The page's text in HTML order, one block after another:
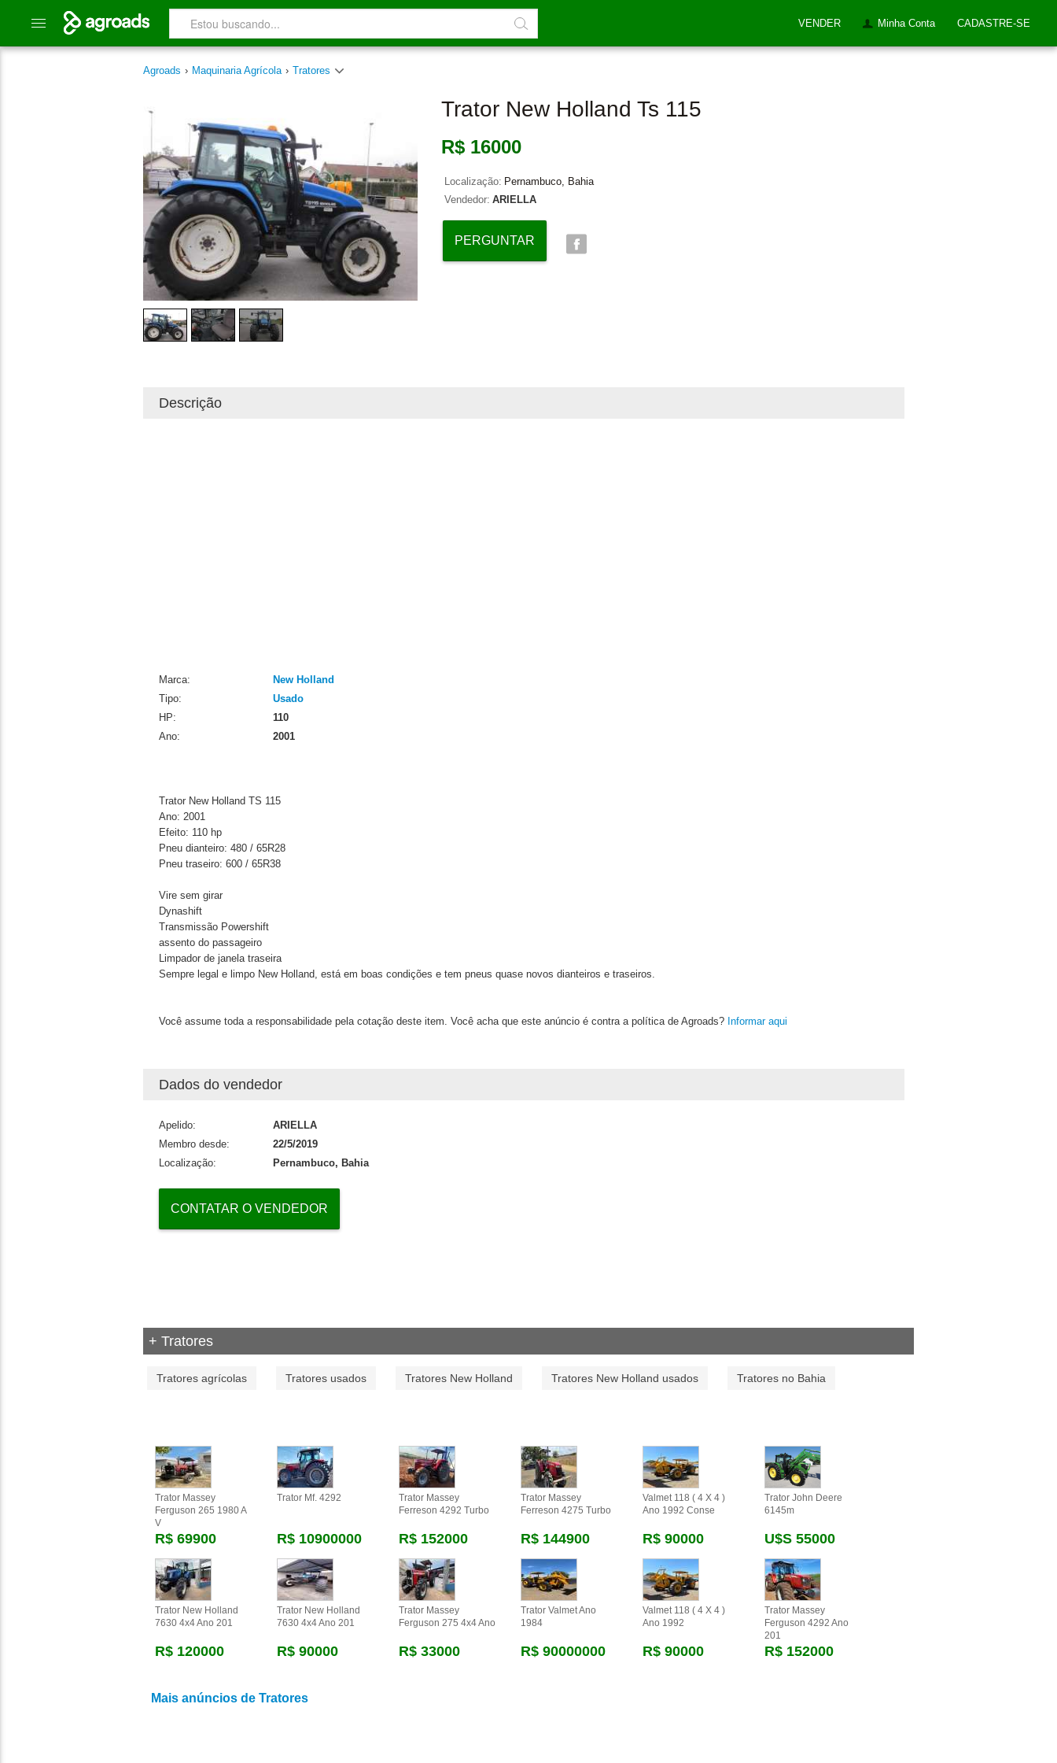
VENDER Minha Conta CADASTRE-SE
Agroads › Maquinaria Agrícola › Tratores
Trator New Holland Ts 115
R$ 16000
Localização: Pernambuco, Bahia
Vendedor: ARIELLA
PERGUNTAR
Descrição
Marca:
New Holland
Tipo:
Usado
HP:
110
Ano:
2001
Trator New Holland TS 115
Ano: 2001
Efeito: 110 hp
Pneu dianteiro: 480 / 65R28
Pneu traseiro: 600 / 65R38
Vire sem girar
Dynashift
Transmissão Powershift
assento do passageiro
Limpador de janela traseira
Sempre legal e limpo New Holland, está em boas condições e tem pneus quase novos dianteiros e traseiros.
Você assume toda a responsabilidade pela cotação deste item. Você acha que este anúncio é contra a política de Agroads? Informar aqui
Dados do vendedor
Apelido:
ARIELLA
Membro desde:
22/5/2019
Localização:
Pernambuco, Bahia
CONTATAR O VENDEDOR
+ Tratores
Tratores agrícolas Tratores usados Tratores New Holland Tratores New Holland usados Tratores no Bahia
Trator Massey
Ferguson 265 1980 A
V
R$ 69900
Trator Mf. 4292
R$ 10900000
Trator Massey
Ferreson 4292 Turbo
R$ 152000
Trator Massey
Ferreson 4275 Turbo
R$ 144900
Valmet 118 ( 4 X 4 )
Ano 1992 Conse
R$ 90000
Trator John Deere
6145m
U$s 55000
Trator New Holland
7630 4x4 Ano 201
R$ 120000
Trator New Holland
7630 4x4 Ano 201
R$ 90000
Trator Massey
Ferguson 275 4x4 Ano
R$ 33000
Trator Valmet Ano
1984
R$ 90000000
Valmet 118 ( 4 X 4 )
Ano 1992
R$ 90000
Trator Massey
Ferguson 4292 Ano
201
R$ 152000
Mais anúncios de Tratores